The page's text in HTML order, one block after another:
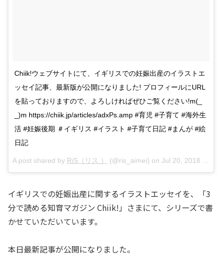
Chiik!ウェブサイトにて、イギリスでの妊娠出産のイラストエ
ッセイ記事、最新版が公開になりました! プロフィールにURL
を貼っておりますので、よろしければぜひご覧ください!m(_
_)m https://chiik.jp/articles/adxPs.amp #育児 #子育て #海外生
活 #妊娠後期 ＃イギリス #イラスト #子育て日記 #まんが #絵
日記
A post shared by RiS（リス ） (@ris_aimei) on Jul 20, 2018 at 1:34pm PDT
イギリスでの妊娠出産に関するイラストエッセイを、「3
分で読める知育マガジン Chiik!」さまにて、シリーズで書
かせていただいています。
本日最新記事が公開になりました。